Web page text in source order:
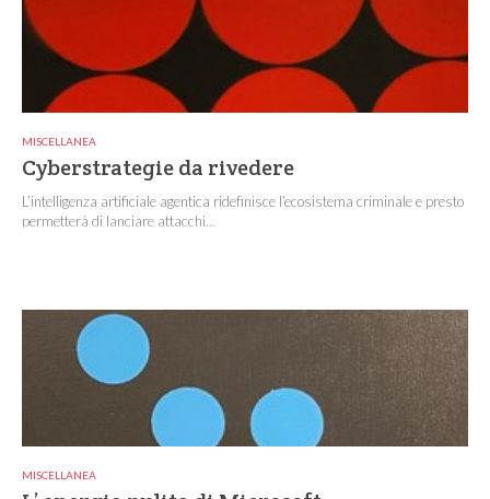
MISCELLANEA
Cyberstrategie da rivedere
L’intelligenza artificiale agentica ridefinisce l’ecosistema criminale e presto
permetterà di lanciare attacchi...
MISCELLANEA